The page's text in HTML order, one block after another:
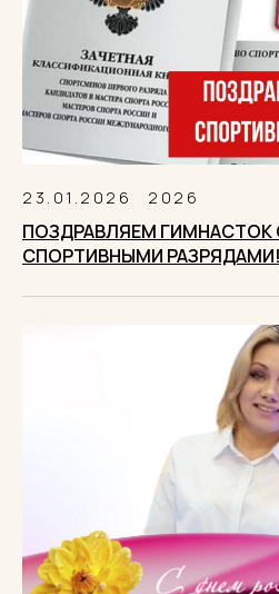
23.01.2026 2026
ПОЗДРАВЛЯЕМ
СПОРТИВНЫМИ РАЗРЯДАМИ!